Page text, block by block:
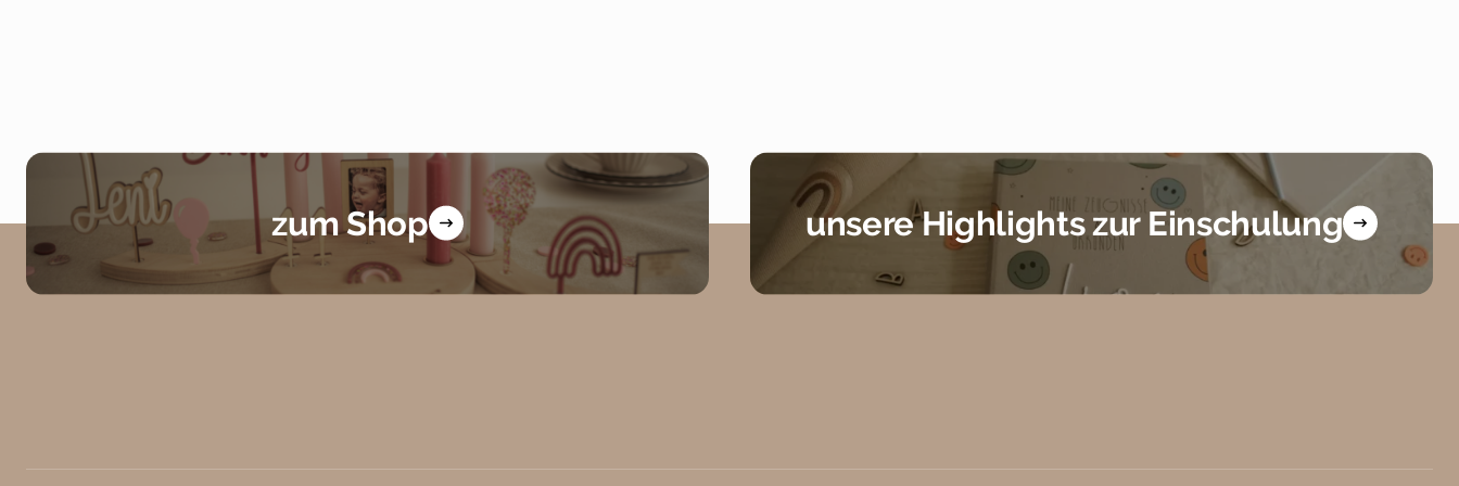
zum Shop unsere Highlights zur Einschulung